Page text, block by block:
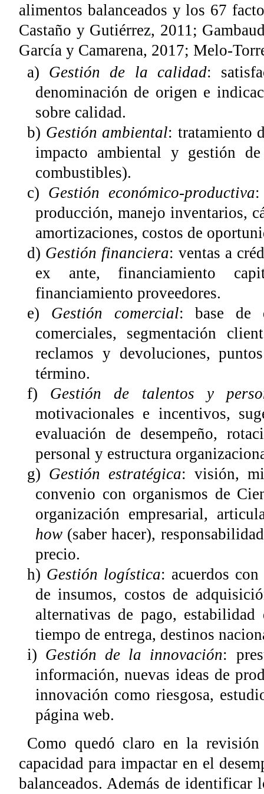
alimentos balanceados y los 67
Castaño y Gutiérrez, 2011;
García y Camarena, 2017; Melo-
a) Gestión de la calidad:
denominación de origen e
sobre calidad.
b) Gestión ambiental: tratamiento
impacto ambiental y gestión
combustibles).
c) Gestión económico-productiva:
producción, manejo inventarios,
amortizaciones, costos de
d) Gestión financiera: ventas a
ex ante, financiamiento
financiamiento proveedores.
e) Gestión comercial: base de
comerciales, segmentación
reclamos y devoluciones,
término.
f) Gestión de talentos y
motivacionales e incentivos,
evaluación de desempeño,
personal y estructura
g) Gestión estratégica: visión,
convenio con organismos de
organización empresarial,
how (saber hacer),
precio.
h) Gestión logística: acuerdos
de insumos, costos de
alternativas de pago,
tiempo de entrega, destinos
i) Gestión de la innovación:
información, nuevas ideas de
innovación como riesgosa,
página web.
Como quedó claro en la
capacidad para impactar en el
balanceados. Además de identificar